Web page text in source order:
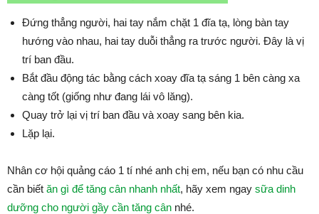
Đứng thẳng người, hai tay nắm chặt 1 đĩa tạ, lòng bàn tay
hướng vào nhau, hai tay duỗi thẳng ra trước người. Đây là vị
trí ban đầu.
Bắt đầu động tác bằng cách xoay đĩa tạ sáng 1 bên càng xa
càng tốt (giống như đang lái vô lăng).
Quay trở lại vị trí ban đầu và xoay sang bên kia.
Lặp lại.
Nhân cơ hội quảng cáo 1 tí nhé anh chị em, nếu bạn có nhu cầu
cần biết ăn gì để tăng cân nhanh nhất, hãy xem ngay sữa dinh
dưỡng cho người gầy cần tăng cân nhé.